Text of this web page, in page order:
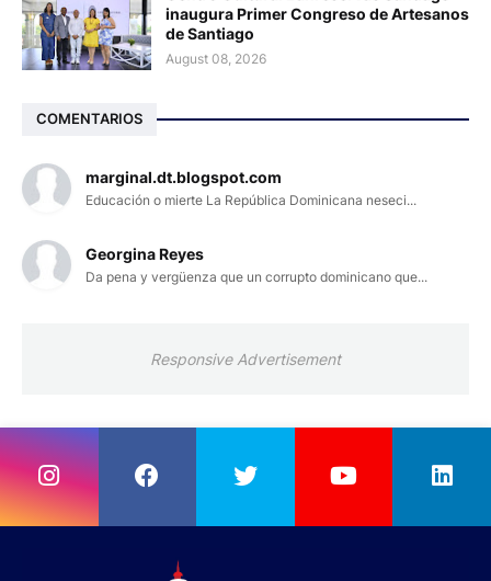
inaugura Primer Congreso de Artesanos
de Santiago
August 08, 2026
COMENTARIOS
marginal.dt.blogspot.com
Educación o mierte La República Dominicana neseci...
Georgina Reyes
Da pena y vergüenza que un corrupto dominicano que...
Responsive Advertisement